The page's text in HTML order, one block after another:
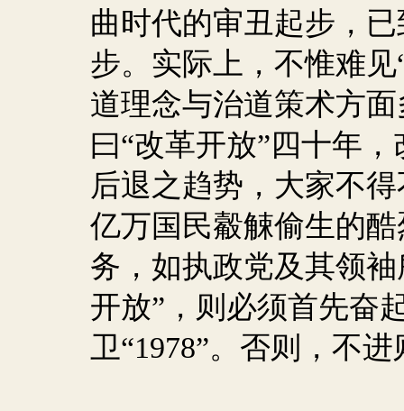
曲时代的审丑起步，
步。实际上，不惟难
道理念与治道策术方
曰“改革开放”四十年
后退之趋势，大家不
亿万国民觳觫偷生的
务，如执政党及其领
开放”，则必须首先奋
卫“1978”。否则，不